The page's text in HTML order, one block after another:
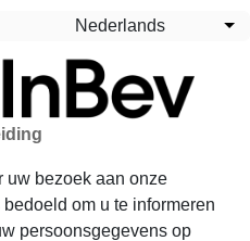
Nederlands
uw bezoek aan onze
om u te informeren
persoonsgegevens op